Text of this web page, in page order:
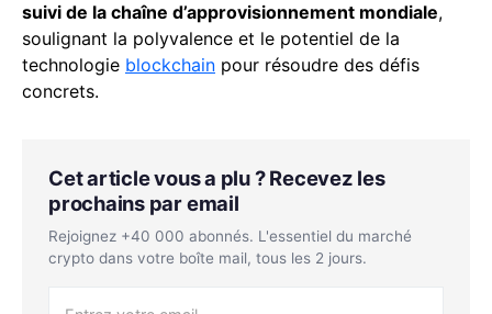
suivi de la chaîne d’approvisionnement mondiale,
soulignant la polyvalence et le potentiel de la
technologie blockchain pour résoudre des défis
concrets.
Cet article vous a plu ? Recevez les
prochains par email
Rejoignez +40 000 abonnés. L'essentiel du marché
crypto dans votre boîte mail, tous les 2 jours.